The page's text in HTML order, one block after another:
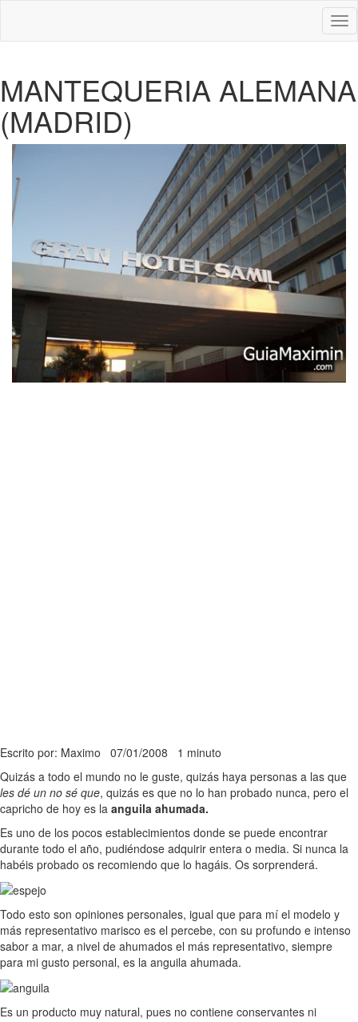
MANTEQUERIA ALEMANA
(MADRID)
Escrito por: Maximo 07/01/2008 1 minuto
Quizás a todo el mundo no le guste, quizás haya personas a las que
les dé un no sé que, quizás es que no lo han probado nunca, pero el
capricho de hoy es la anguila ahumada.
Es uno de los pocos establecimientos donde se puede encontrar
durante todo el año, pudiéndose adquirir entera o media. Si nunca la
habéis probado os recomiendo que lo hagáis. Os sorprenderá.
Todo esto son opiniones personales, igual que para mí el modelo y
más representativo marisco es el percebe, con su profundo e intenso
sabor a mar, a nivel de ahumados el más representativo, siempre
para mi gusto personal, es la anguila ahumada.
Es un producto muy natural, pues no contiene conservantes ni